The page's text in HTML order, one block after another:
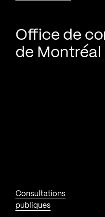
Office de
de Montréal
Consultations
publiques